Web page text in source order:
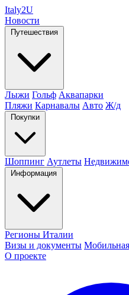
Italy2U
Новости
Путешествия
Лыжи Гольф Аквапарки
Пляжи Карнавалы Авто Ж/д
Покупки
Шоппинг Аутлеты
Информация
Регионы Италии
Визы и документы Мобильная
О проекте